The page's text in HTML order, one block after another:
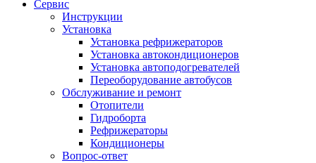
Сервис
Инструкции
Установка
Установка рефрижераторов
Установка автокондиционеров
Установка автоподогревателей
Переоборудование автобусов
Обслуживание и ремонт
Отопители
Гидроборта
Рефрижераторы
Кондиционеры
Вопрос-ответ